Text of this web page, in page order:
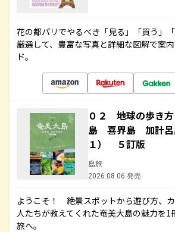
花の都パリでやるべき「見る」「買う」
厳選して、豊富な写真と詳細な図解で案
ド。
０２ 地球の歩き
島 喜界島 加計呂
１） ５訂版
島旅
2026.08.06 発売
ようこそ！ 絶景スポットから遊び方、
人たちが教えてくれた奄美大島の魅力を1
旅へ。